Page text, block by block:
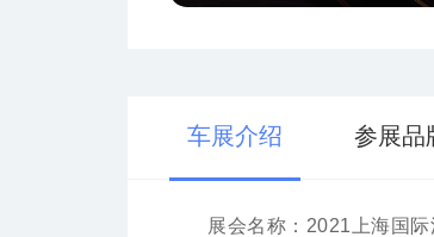
车展介绍 参展品
展会名称：2021上海国